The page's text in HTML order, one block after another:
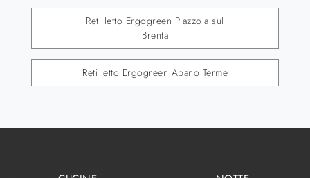
Reti letto Ergogreen Piazzola sul
Brenta
Reti letto Ergogreen Abano Terme